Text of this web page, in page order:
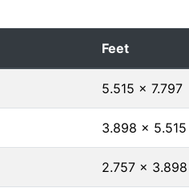
Feet
5.515 x 7.797
3.898 x 5.515
2.757 x 3.898